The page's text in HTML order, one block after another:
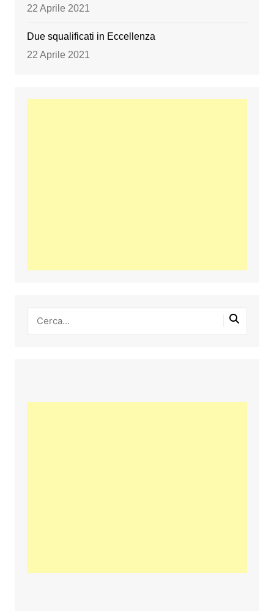
22 Aprile 2021
Due squalificati in Eccellenza
22 Aprile 2021